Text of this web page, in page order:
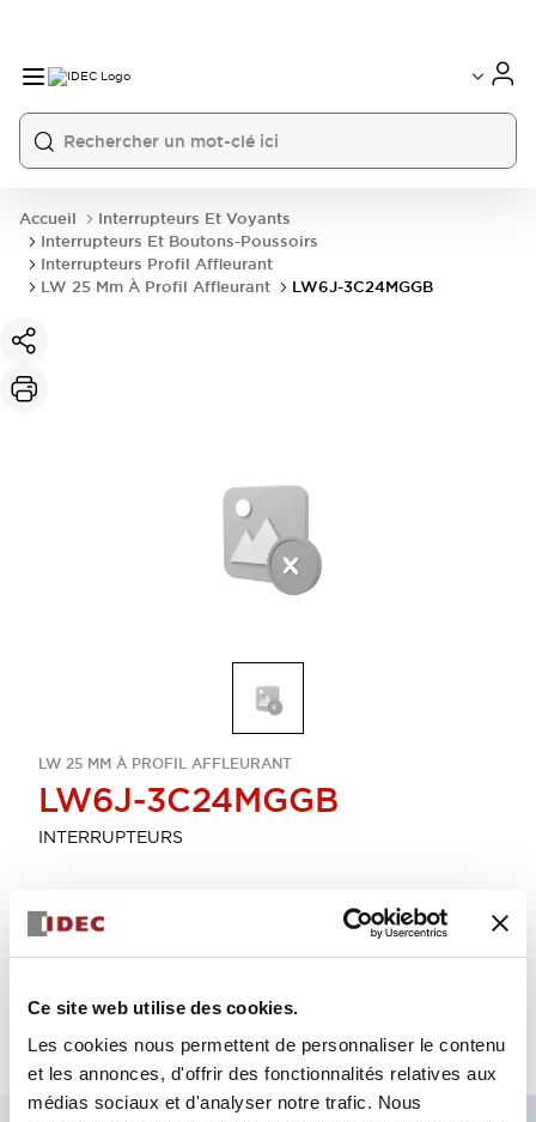
Ce site web utilise des cookies.
Les cookies nous permettent de personnaliser le contenu
et les annonces, d'offrir des fonctionnalités relatives aux
médias sociaux et d'analyser notre trafic. Nous
Accueil
Interrupteurs Et Voyants
Interrupteurs Et Boutons-Poussoirs
Interrupteurs Profil Affleurant
LW 25 Mm À Profil Affleurant
LW6J-3C24MGGB
LW 25 MM À PROFIL AFFLEURANT
LW6J-3C24MGGB
INTERRUPTEURS
Sélectionner la quantité